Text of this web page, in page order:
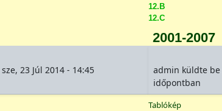
12.B
12.C
sze, 23 Júl 2014 - 14:45
2001-2007
admin küldte be
időpontban
Tablókép